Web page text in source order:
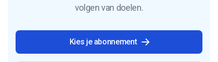
volgen van doelen.
Kies je abonnement